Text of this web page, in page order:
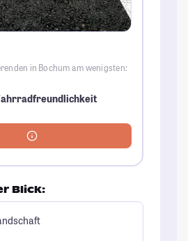
in Bochum am wenigsten:
Blick: